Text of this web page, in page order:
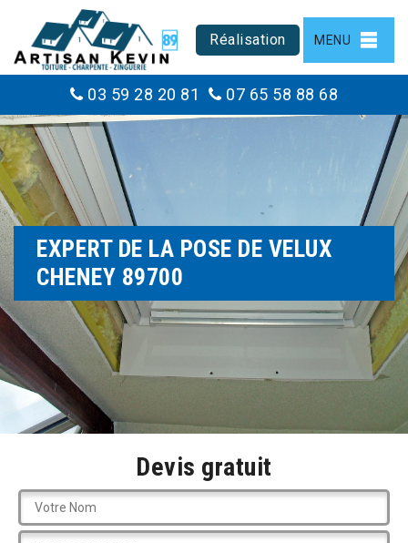
Réalisation MENU
03 59 28 20 81 07 65 58 88 68
EXPERT DE LA POSE DE VELUX
CHENEY 89700
Devis gratuit